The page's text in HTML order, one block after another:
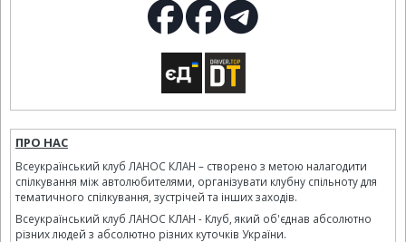
ПРО НАС
Всеукраїнський клуб ЛАНОС КЛАН – створено з метою налагодити
спілкування між автолюбителями, організувати клубну спільноту для
тематичного спілкування, зустрічей та інших заходів.
Всеукраїнський клуб ЛАНОС КЛАН - Клуб, який об'єднав абсолютно
різних людей з абсолютно різних куточків України.